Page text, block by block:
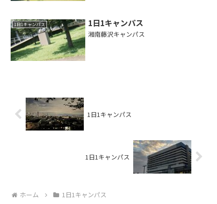
1日1キャンパス 1日1キャンパス
湘南藤沢キャンパス
1日1キャンパス
1日1キャンパス
ホーム 1日1キャンパス